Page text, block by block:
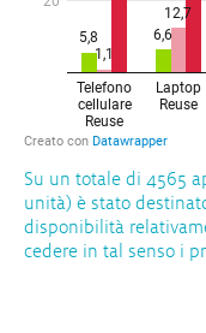
Su un totale di 4565
unità) è stato
disponibilità
cedere in tal senso i